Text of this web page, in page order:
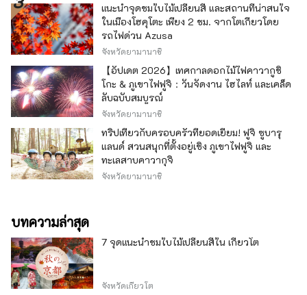
แนะนำจุดชมใบไม้เปลี่ยนสี และสถานที่น่าสนใจ
ในเมืองโฮคุโตะ เพียง 2 ชม. จากโตเกียวโดย
รถไฟด่วน Azusa
จังหวัดยามานาชิ
【อัปเดต 2026】เทศกาลดอกไม้ไฟคาวากูชิ
โกะ & ภูเขาไฟฟูจิ：วันจัดงาน ไฮไลท์ และเคล็ด
ลับฉบับสมบูรณ์
จังหวัดยามานาชิ
ทริปเที่ยวกับครอบครัวที่ยอดเยี่ยม! ฟูจิ ซูบารุ
แลนด์ สวนสนุกที่ตั้งอยู่เชิง ภูเขาไฟฟูจิ และ
ทะเลสาบคาวากุจิ
จังหวัดยามานาชิ
บทความล่าสุด
7 จุดแนะนำชมใบไม้เปลี่ยนสีใน เกียวโต
จังหวัดเกียวโต